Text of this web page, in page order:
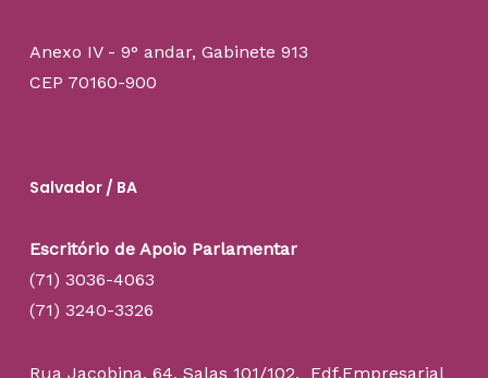
Anexo IV - 9° andar, Gabinete 913
CEP 70160-900
Salvador / BA
Escritório de Apoio Parlamentar
(71) 3036-4063
(71) 3240-3326
Rua Jacobina, 64. Salas 101/102, Edf.Empresarial